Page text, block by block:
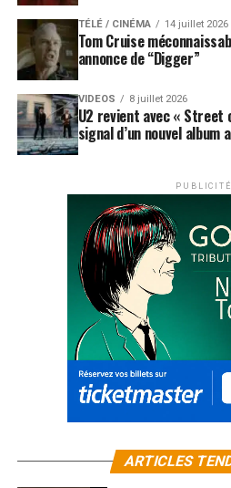
TÉLÉ / CINÉMA 14 juillet 2026
Tom Cruise
annonce de “Digger”
VIDEOS 8 juillet 2026
U2 revient avec « Street
signal d’un nouvel album
PUBLICITÉ
ARTICLES